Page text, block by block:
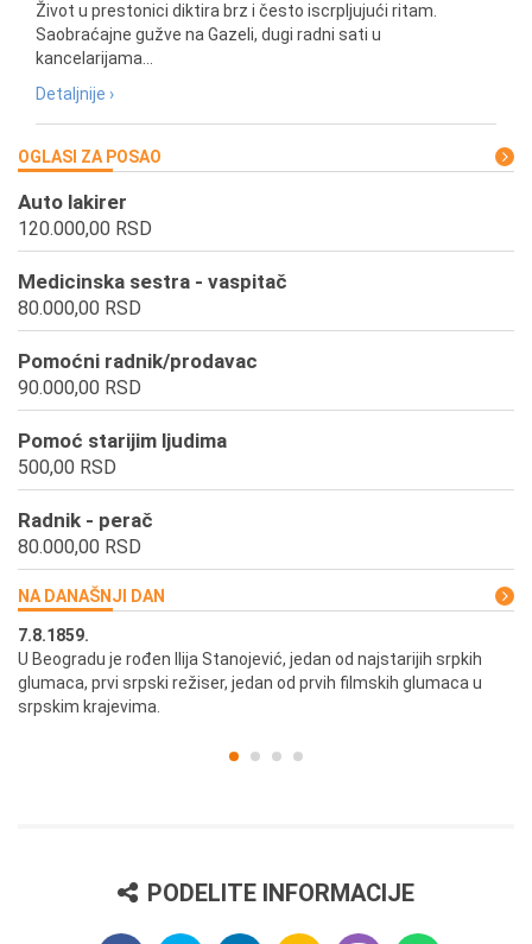
Život u prestonici diktira brz i često iscrpljujući ritam.
Saobraćajne gužve na Gazeli, dugi radni sati u
kancelarijama...
Detaljnije ›
OGLASI ZA POSAO
Auto lakirer
120.000,00 RSD
Medicinska sestra - vaspitač
80.000,00 RSD
Pomoćni radnik/prodavac
90.000,00 RSD
Pomoć starijim ljudima
500,00 RSD
Radnik - perač
80.000,00 RSD
NA DANAŠNJI DAN
7.8.1859.
U Beogradu je rođen Ilija Stanojević, jedan od najstarijih srpkih
glumaca, prvi srpski režiser, jedan od prvih filmskih glumaca u
srpskim krajevima.
PODELITE INFORMACIJE